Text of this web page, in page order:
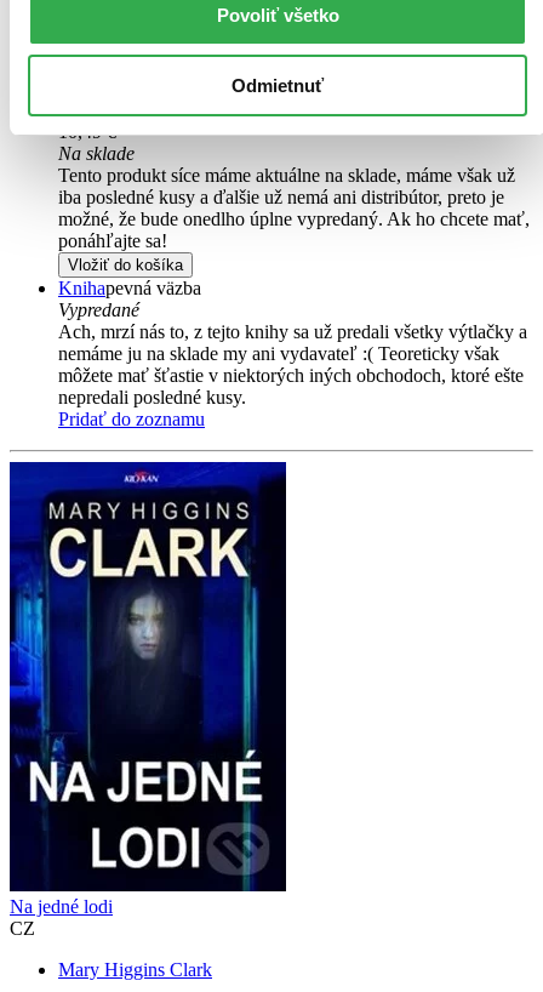
Povoliť všetko
Odmietnuť
Túto knihu sme vykúpili cezKnihovrátoka je vo
asi ani nespoznali. Knihu sme označili nálepkou, ktorá môže
na niektorých obaloch zanechať stopy.
10,49 €
Na sklade
Tento produkt síce máme aktuálne na sklade, máme však už
iba posledné kusy a ďalšie už nemá ani distribútor, preto je
možné, že bude onedlho úplne vypredaný. Ak ho chcete mať,
ponáhľajte sa!
Vložiť do košíka
Knihapevná väzba
Vypredané
Ach, mrzí nás to, z tejto knihy sa už predali všetky výtlačky a
nemáme ju na sklade my ani vydavateľ :( Teoreticky však
môžete mať šťastie v niektorých iných obchodoch, ktoré ešte
nepredali posledné kusy.
Pridať do zoznamu
Na jedné lodi
CZ
Mary Higgins Clark